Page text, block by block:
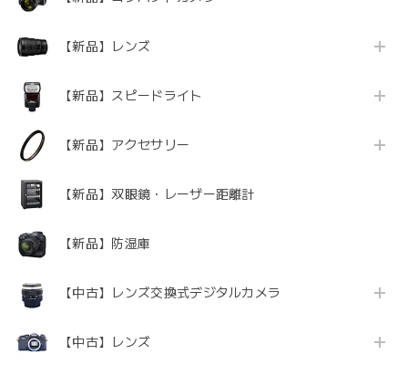
【新品】レンズ
【新品】スピードライト
【新品】アクセサリー
【新品】双眼鏡・レーザー距離計
【新品】防湿庫
【中古】レンズ交換式デジタルカメラ
【中古】レンズ